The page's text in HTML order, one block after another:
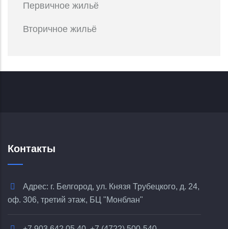
Первичное жильё
Вторичное жильё
Контакты
Адрес: г. Белгород, ул. Князя Трубецкого, д. 24,
оф. 306, третий этаж, БЦ "Монблан"